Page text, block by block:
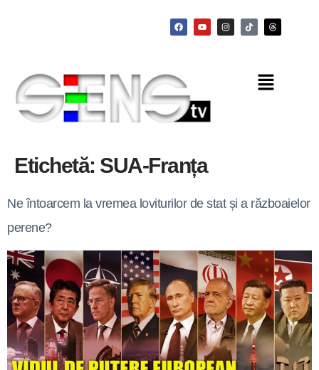
Etichetă: SUA-Franța
Ne întoarcem la vremea loviturilor de stat și a războaielor
perene?